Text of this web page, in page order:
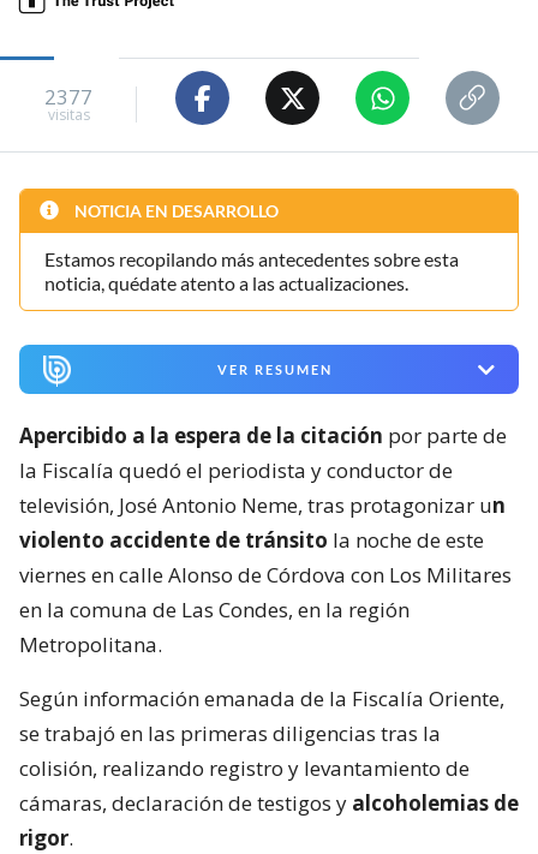
2377
visitas
NOTICIA EN DESARROLLO
Estamos recopilando más antecedentes sobre esta
noticia, quédate atento a las actualizaciones.
VER RESUMEN
Apercibido a la espera de la citación por parte de
la Fiscalía quedó el periodista y conductor de
televisión, José Antonio Neme, tras protagonizar un
violento accidente de tránsito la noche de este
viernes en calle Alonso de Córdova con Los Militares
en la comuna de Las Condes, en la región
Metropolitana.
Según información emanada de la Fiscalía Oriente,
se trabajó en las primeras diligencias tras la
colisión, realizando registro y levantamiento de
cámaras, declaración de testigos y alcoholemias de
rigor.